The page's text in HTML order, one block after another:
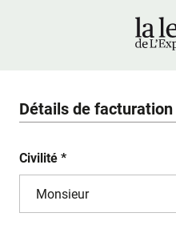
Détails de facturation
Civilité *